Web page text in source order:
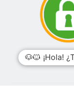
🐶🐱 ¡Hola!